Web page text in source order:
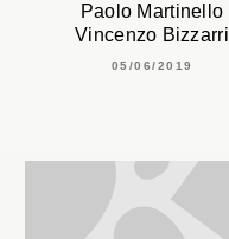
Paolo Martinello
Vincenzo Bizzarri
05/06/2019